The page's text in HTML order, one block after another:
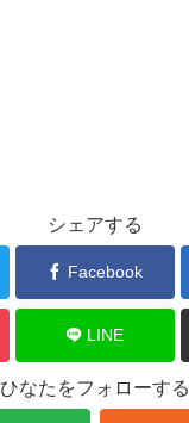
シェアする
Facebook
LINE
ひなたをフォローする